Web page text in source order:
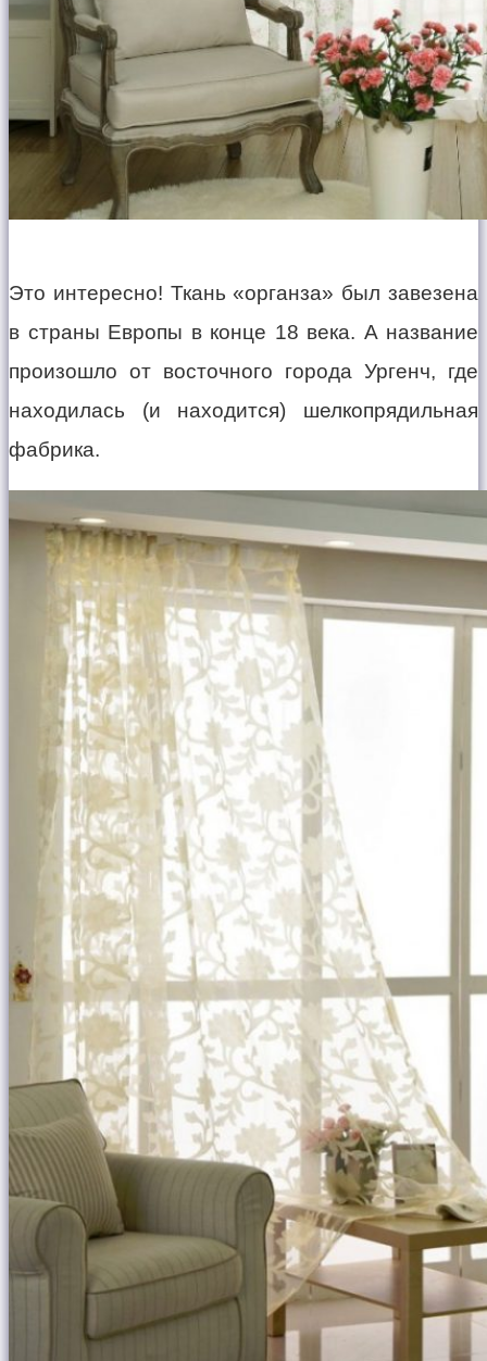
Это интересно! Ткань «органза» был завезена
в страны Европы в конце 18 века. А название
произошло от восточного города Ургенч, где
находилась (и находится) шелкопрядильная
фабрика.